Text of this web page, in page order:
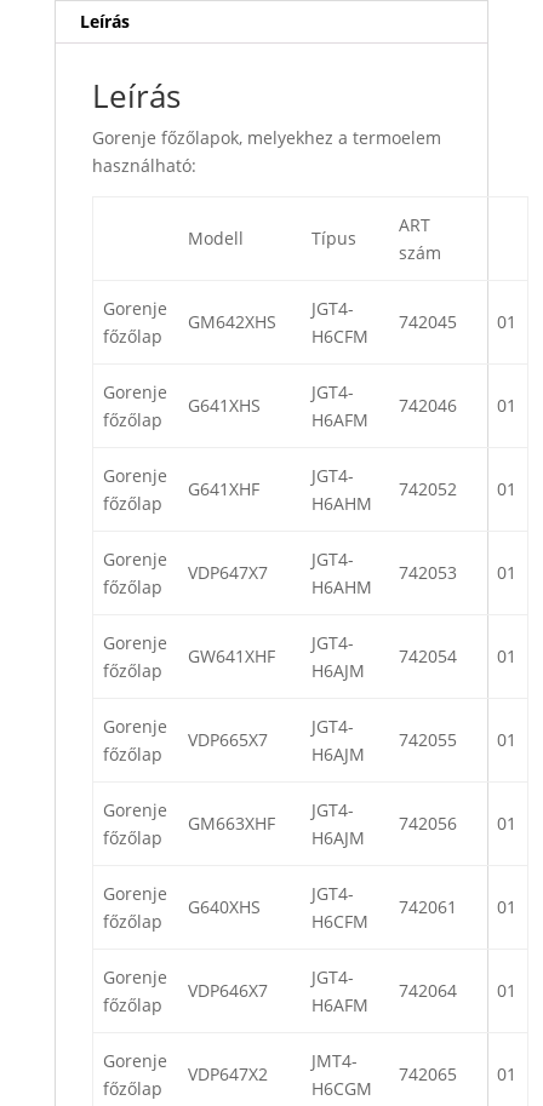
Leírás
Leírás
Gorenje főzőlapok, melyekhez a termoelem
használható:
Modell Típus
ART
szám
Gorenje
főzőlap
GM642XHS
JGT4-
H6CFM
742045 01
Gorenje
főzőlap
G641XHS
JGT4-
H6AFM
742046 01
Gorenje
főzőlap
G641XHF
JGT4-
H6AHM
742052 01
Gorenje
főzőlap
VDP647X7
JGT4-
H6AHM
742053 01
Gorenje
főzőlap
GW641XHF
JGT4-
H6AJM
742054 01
Gorenje
főzőlap
VDP665X7
JGT4-
H6AJM
742055 01
Gorenje
főzőlap
GM663XHF
JGT4-
H6AJM
742056 01
Gorenje
főzőlap
G640XHS
JGT4-
H6CFM
742061 01
Gorenje
főzőlap
VDP646X7
JGT4-
H6AFM
742064 01
Gorenje
főzőlap
VDP647X2
JMT4-
H6CGM
742065 01